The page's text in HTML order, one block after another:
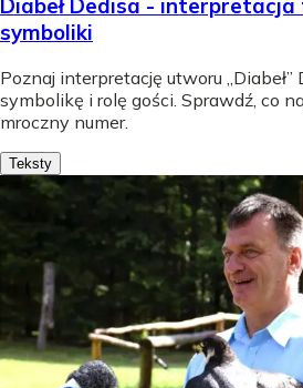
Diabeł Dedisa -
symboliki
Poznaj interpretację utworu „Diabeł”
symbolikę i rolę gości. Sprawdź, co
mroczny numer.
Teksty